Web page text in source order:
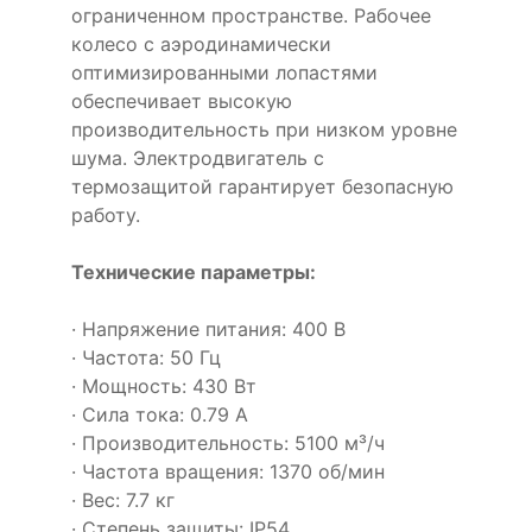
ограниченном пространстве. Рабочее
колесо с аэродинамически
оптимизированными лопастями
обеспечивает высокую
производительность при низком уровне
шума. Электродвигатель с
термозащитой гарантирует безопасную
работу.
Технические параметры:
· Напряжение питания: 400 В
· Частота: 50 Гц
· Мощность: 430 Вт
· Сила тока: 0.79 А
· Производительность: 5100 м³/ч
· Частота вращения: 1370 об/мин
· Вес: 7.7 кг